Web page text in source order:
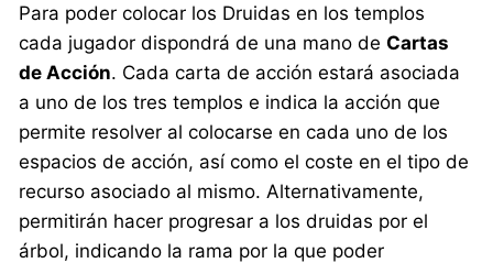
Para poder colocar los Druidas en los templos
cada jugador dispondrá de una mano deCartas
de Acción. Cada carta de acción estará asociada
a uno de los tres templos e indica la acción que
permite resolver al colocarse en cada uno de los
espacios de acción, así como el coste en el tipo de
recurso asociado al mismo. Alternativamente,
permitirán hacer progresar a los druidas por el
árbol, indicando la rama por la que poder